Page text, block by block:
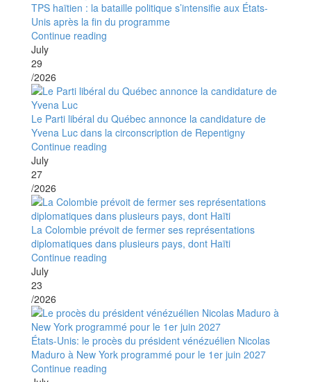
TPS haïtien : la bataille politique s’intensifie aux États-
Unis après la fin du programme
Continue reading
July
29
/2026
Le Parti libéral du Québec annonce la candidature de
Yvena Luc dans la circonscription de Repentigny
Continue reading
July
27
/2026
La Colombie prévoit de fermer ses représentations
diplomatiques dans plusieurs pays, dont Haïti
Continue reading
July
23
/2026
États-Unis: le procès du président vénézuélien Nicolas
Maduro à New York programmé pour le 1er juin 2027
Continue reading